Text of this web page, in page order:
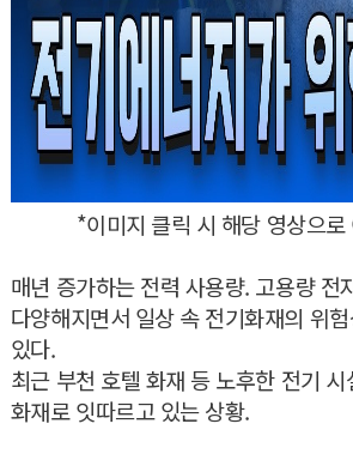
*이미지 클릭 시 해당 영상으
매년 증가하는 전력 사용량. 고용량 전
다양해지면서 일상 속 전기화재의 위
있다.
최근 부천 호텔 화재 등 노후한 전기
화재로 잇따르고 있는 상황.